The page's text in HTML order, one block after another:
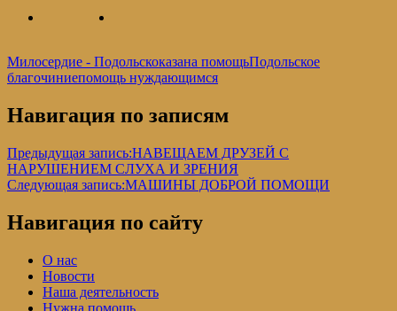
Милосердие - Подольскоказана помощьПодольское
благочиниепомощь нуждающимся
Навигация по записям
Предыдущая запись:НАВЕЩАЕМ ДРУЗЕЙ С
НАРУШЕНИЕМ СЛУХА И ЗРЕНИЯ
Следующая запись:МАШИНЫ ДОБРОЙ ПОМОЩИ
Навигация по сайту
О нас
Новости
Наша деятельность
Нужна помощь